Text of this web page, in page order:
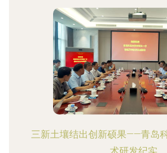
三新土壤结出创新硕果——青岛